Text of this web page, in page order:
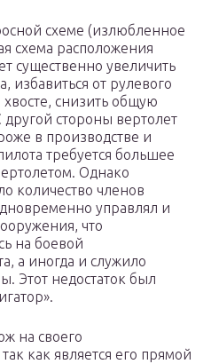
схеме (излюбленное
схема расположения
существенно увеличить
избавиться от рулевого
снизить общую
стороны вертолет
в производстве и
требуется большее
Однако
количество членов
управлял и
что
на боевой
а иногда и служило
Этот недостаток был
на своего
как является его прямой